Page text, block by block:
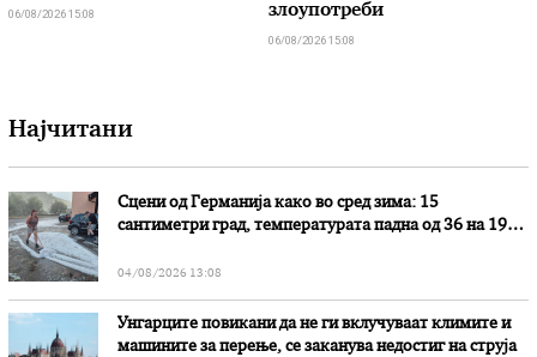
06/08/2026 15:08
злоупотреби
06/08/2026 15:08
Најчитани
Сцени од Германија како во сред зима: 15
сантиметри град, температурата падна од 36 на 19
04/08/2026 13:08
Унгарците повикани да не ги вклучуваат климите и
машините за перење, се заканува недостиг на струја